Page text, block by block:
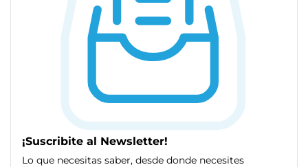
¡Suscribite al Newsletter!
Lo que necesitas saber, desde donde necesites